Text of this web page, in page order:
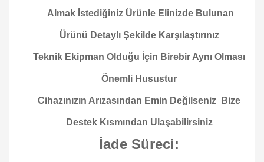
Almak İstediğiniz Ürünle Elinizde Bulunan
Ürünü Detaylı Şekilde Karşılaştırınız
Teknik Ekipman Olduğu İçin Birebir Aynı Olması
Önemli Husustur
Cihazınızın Arızasından Emin Değilseniz Bize
Destek Kısmından Ulaşabilirsiniz
İade Süreci: